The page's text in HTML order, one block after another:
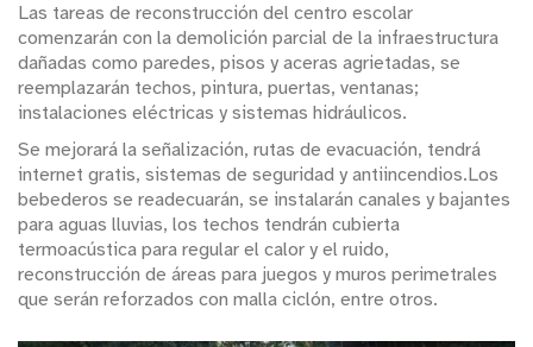
Las tareas de reconstrucción del centro escolar
comenzarán con la demolición parcial de la infraestructura
dañadas como paredes, pisos y aceras agrietadas, se
reemplazarán techos, pintura, puertas, ventanas;
instalaciones eléctricas y sistemas hidráulicos.
Se mejorará la señalización, rutas de evacuación, tendrá
internet gratis, sistemas de seguridad y antiincendios.Los
bebederos se readecuarán, se instalarán canales y bajantes
para aguas lluvias, los techos tendrán cubierta
termoacústica para regular el calor y el ruido,
reconstrucción de áreas para juegos y muros perimetrales
que serán reforzados con malla ciclón, entre otros.